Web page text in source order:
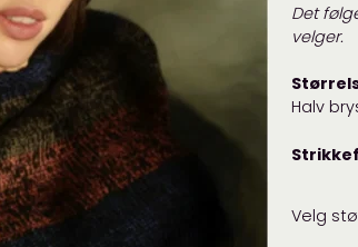
Det
velger.
Halv
Velg